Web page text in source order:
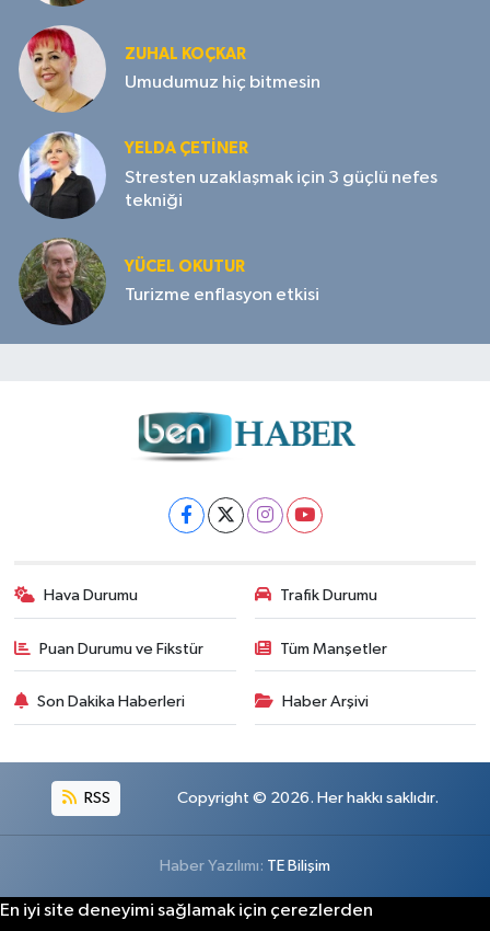
ZUHAL KOÇKAR
Umudumuz hiç bitmesin
YELDA ÇETİNER
Stresten uzaklaşmak için 3 güçlü nefes
tekniği
YÜCEL OKUTUR
Turizme enflasyon etkisi
Hava Durumu Trafik Durumu
Puan Durumu ve Fikstür Tüm Manşetler
Son Dakika Haberleri Haber Arşivi
RSS Copyright © 2026. Her hakkı saklıdır.
Haber Yazılımı: TE Bilişim
En iyi site deneyimi sağlamak için çerezlerden